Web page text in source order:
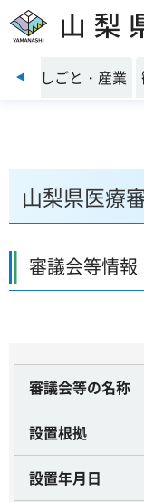
山梨県
前のスライドを
境 しごと・産業
山梨県医療
審議会等情報
審議会等の名称
設置根拠
設置年月日